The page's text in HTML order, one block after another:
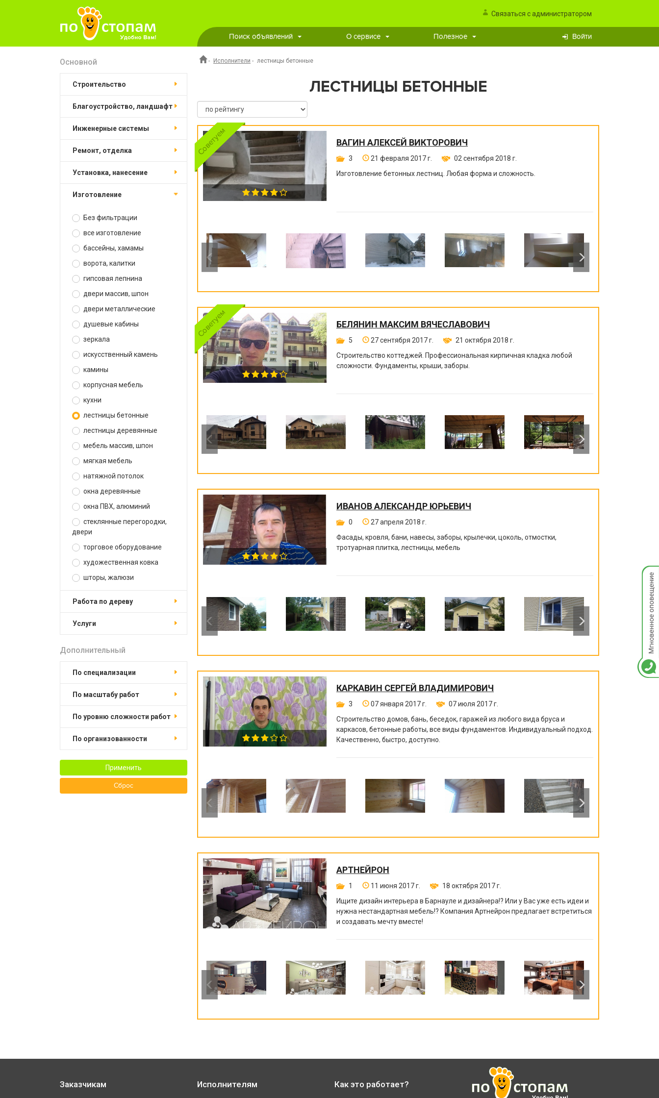
Связаться с администратором
Поиск объявлений О сервисе Полезное Войти
Основной
строительство
благоустройство, ландшафт
инженерные системы
ремонт, отделка
установка, нанесение
изготовление
Без фильтрации
все изготовление
бассейны, хамамы
ворота, калитки
гипсовая лепнина
двери массив, шпон
двери металлические
душевые кабины
зеркала
искусственный камень
камины
корпусная мебель
кухни
лестницы бетонные
лестницы деревянные
мебель массив, шпон
мягкая мебель
натяжной потолок
окна деревянные
окна ПВХ, алюминий
стеклянные перегородки,
двери
торговое оборудование
художественная ковка
шторы, жалюзи
работа по дереву
услуги
Дополнительный
по специализации
по масштабу работ
по уровню сложности работ
по организованности
Применить
Сброс
- Исполнители - лестницы бетонные
ЛЕСТНИЦЫ БЕТОННЫЕ
ВАГИН АЛЕКСЕЙ ВИКТОРОВИЧ
3 21 февраля 2017 г.
02 сентября 2018 г.
Изготовление бетонных лестниц. Любая форма и сложность.
БЕЛЯНИН МАКСИМ ВЯЧЕСЛАВОВИЧ
5 27 сентября 2017 г.
21 октября 2018 г.
Строительство коттеджей. Профессиональная кирпичная кладка любой
сложности. Фундаменты, крыши, заборы.
ИВАНОВ АЛЕКСАНДР ЮРЬЕВИЧ
0
27 апреля 2018 г.
Фасады, кровля, бани, навесы, заборы, крылечки, цоколь, отмостки,
тротуарная плитка, лестницы, мебель
КАРКАВИН СЕРГЕЙ ВЛАДИМИРОВИЧ
3 07 января 2017 г.
07 июля 2017 г.
Строительство домов, бань, беседок, гаражей из любого вида бруса и
каркасов, бетонные работы, все виды фундаментов. Индивидуальный подход.
Качественно, быстро, доступно.
АРТНЕЙРОН
1 11 июня 2017 г.
18 октября 2017 г.
Ищите дизайн интерьера в Барнауле и дизайнера!? Или у Вас уже есть идеи и
нужна нестандартная мебель!? Компания Артнейрон предлагает встретиться
и создавать мечту вместе!
Заказчикам Исполнителям Как это работает?